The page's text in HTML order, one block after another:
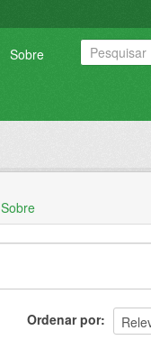
Sobre
Sobre
Ordenar por